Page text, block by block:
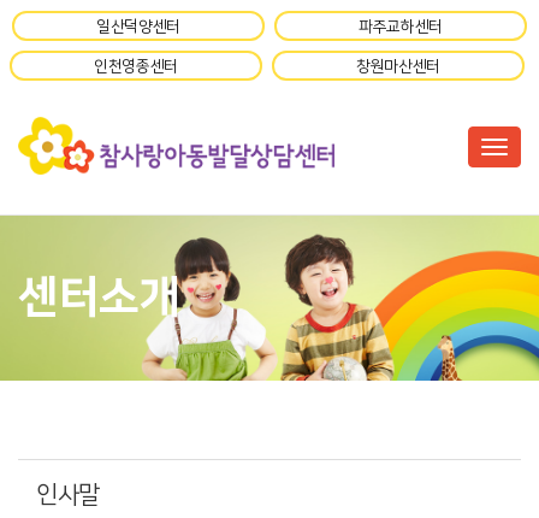
일산덕양센터 파주교하센터
인천영종센터 창원마산센터
센터소개
인사말